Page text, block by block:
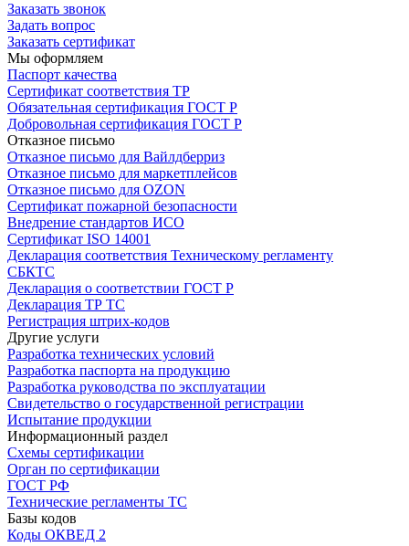
Заказать звонок
Задать вопрос
Заказать сертификат
Мы оформляем
Паспорт качества
Сертификат соответствия ТР
Обязательная сертификация ГОСТ Р
Добровольная сертификация ГОСТ Р
Отказное письмо
Отказное письмо для Вайлдберриз
Отказное письмо для маркетплейсов
Отказное письмо для OZON
Сертификат пожарной безопасности
Внедрение стандартов ИСО
Сертификат ISO 14001
Декларация соответствия Техническому регламенту
СБКТС
Декларация о соответствии ГОСТ Р
Декларация ТР ТС
Регистрация штрих-кодов
Другие услуги
Разработка технических условий
Разработка паспорта на продукцию
Разработка руководства по эксплуатации
Свидетельство о государственной регистрации
Испытание продукции
Информационный раздел
Схемы сертификации
Орган по сертификации
ГОСТ РФ
Технические регламенты ТС
Базы кодов
Коды ОКВЕД 2